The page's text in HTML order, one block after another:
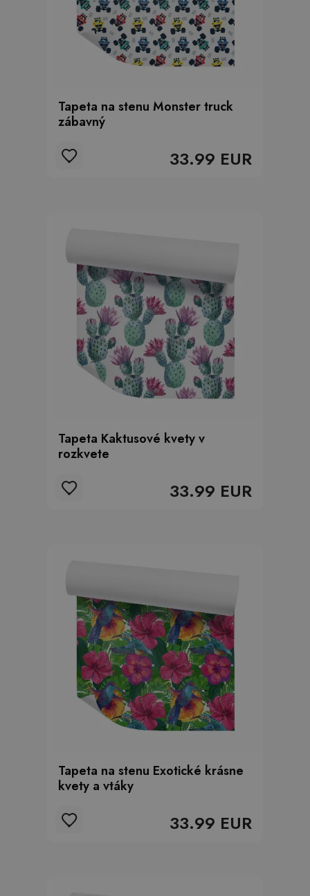
Tapeta na stenu Monster truck
zábavný
33.99 EUR
Tapeta Kaktusové kvety v
rozkvete
33.99 EUR
Tapeta na stenu Exotické krásne
kvety a vtáky
33.99 EUR